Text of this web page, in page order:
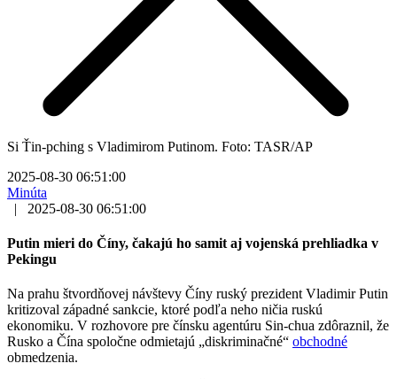
Si Ťin-pching s Vladimirom Putinom. Foto: TASR/AP
2025-08-30 06:51:00
Minúta
|
2025-08-30 06:51:00
Putin mieri do Číny, čakajú ho samit aj vojenská prehliadka v
Pekingu
Na prahu štvordňovej návštevy Číny ruský prezident Vladimir Putin
kritizoval západné sankcie, ktoré podľa neho ničia ruskú
ekonomiku. V rozhovore pre čínsku agentúru Sin-chua zdôraznil, že
Rusko a Čína spoločne odmietajú „diskriminačné“ obchodné
obmedzenia.